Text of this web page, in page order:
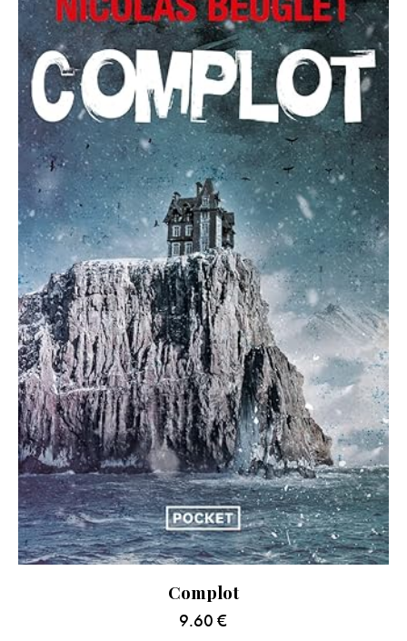
Complot
9.60 €